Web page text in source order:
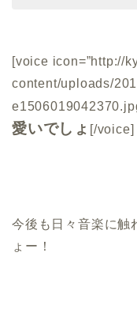
[voice icon=”http://
content/uploads/
愛いでしょ [/voice]
今後も日々音楽に触
ょー！